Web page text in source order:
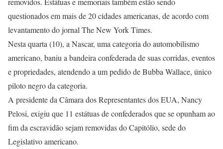
questionados em mais de 20 cidades americanas, de acordo com
levantamento do jornal The New York Times.
Nesta quarta (10), a Nascar, uma categoria do automobilismo
americano, baniu a bandeira confederada de suas corridas, eventos
e propriedades, atendendo a um pedido de Bubba Wallace, único
piloto negro da categoria.
A presidente da Câmara dos Representantes dos EUA, Nancy
Pelosi, exigiu que 11 estátuas de confederados que se opunham ao
fim da escravidão sejam removidas do Capitólio, sede do
Legislativo americano.